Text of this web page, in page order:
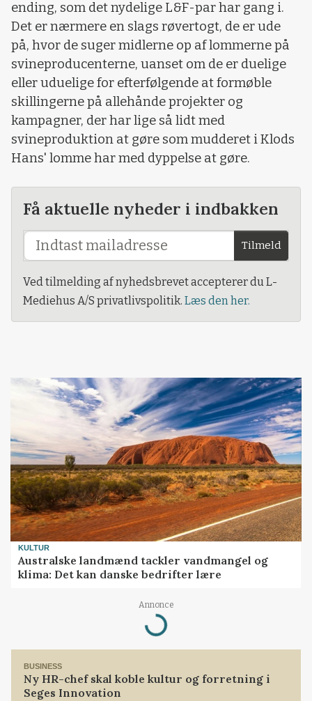
ending, som det nydelige L&F-par har gang i.
Det er nærmere en slags røvertogt, de er ude
på, hvor de suger midlerne op af lommerne på
svineproducenterne, uanset om de er duelige
eller uduelige for efterfølgende at formøble
skillingerne på allehånde projekter og
kampagner, der har lige så lidt med
svineproduktion at gøre som mudderet i Klods
Hans' lomme har med dyppelse at gøre.
Få aktuelle nyheder i indbakken
Tilmeld
Ved tilmelding af nyhedsbrevet accepterer du L-
Mediehus A/S privatlivspolitik. Læs den her.
KULTUR
Australske landmænd tackler vandmangel og
klima: Det kan danske bedrifter lære
Annonce
Loading...
BUSINESS
Ny HR-chef skal koble kultur og forretning i
Seges Innovation